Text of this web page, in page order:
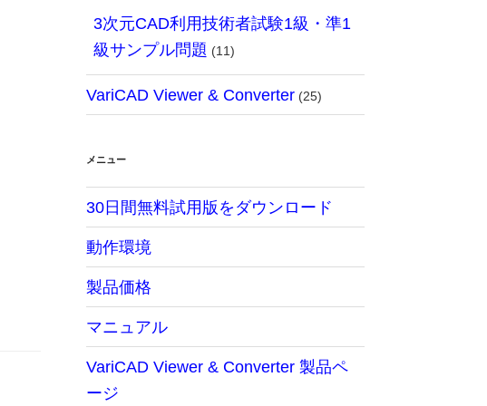
3次元CAD利用技術者試験1級・準1
級サンプル問題 (11)
VariCAD Viewer & Converter (25)
メニュー
30日間無料試用版をダウンロード
動作環境
製品価格
マニュアル
VariCAD Viewer & Converter 製品ペ
ージ